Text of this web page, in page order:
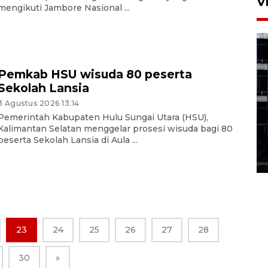
Jambore Nasional ...
HSU wisuda 80 peserta
Lansia
Agustus 2026 13:14
Kabupaten Hulu Sungai Utara (HSU),
Selatan menggelar prosesi wisuda bagi 80
Sekolah Lansia di Aula ...
23 24 25 26 27 28
30 »
Feature - Kalsel Merangkul
Anak Putus Sekolah Lewat
Pendidikan Kesetaraan
Bagian 1